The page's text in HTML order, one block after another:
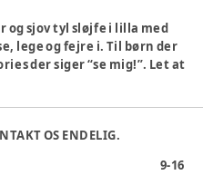
og sjov tyl sløjfe i lilla med
lege og fejre i. Til børn der
der siger “se mig!”. Let at
et ekstra pift.
og Kunststof
OS ENDELIG.
9-16